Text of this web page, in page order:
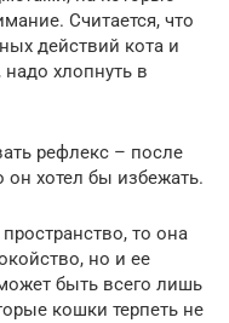
Считается, что
действий кота и
хлопнуть в
рефлекс – после
он хотел бы избежать.
то она
но и ее
быть всего лишь
кошки терпеть не